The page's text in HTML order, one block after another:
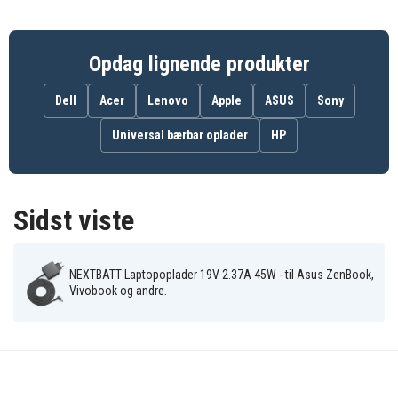
X202 / X200 / X201
S200 / S200E / Q200 / Q200E
Q302 / Q302LA / Q302UA / Q503 / Q503UA / Q504-
Asus EeBook-serien:
Andre modeller i F-serien og K-serien med
Opdag lignende produkter
Dell Acer Lenovo Apple ASUS Sony
Universal bærbar oplader HP
Sidst viste
NEXTBATT Laptopoplader 19V 2.37A 45W - til Asus ZenBook,
Vivobook og andre.